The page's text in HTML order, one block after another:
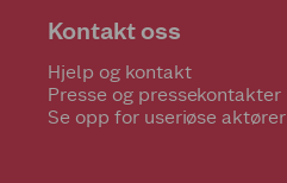
Kontakt oss
Hjelp og kontakt
Presse og pressekontakter
Se opp for useriøse aktører